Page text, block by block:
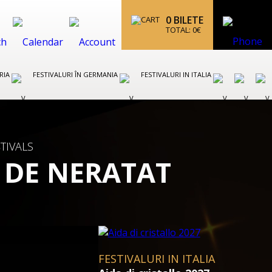
0 BILETE
TOTAL: 0€
FESTIVALURI ÎN GERMANIA FESTIVALURI IN ITALIA
NERATAT